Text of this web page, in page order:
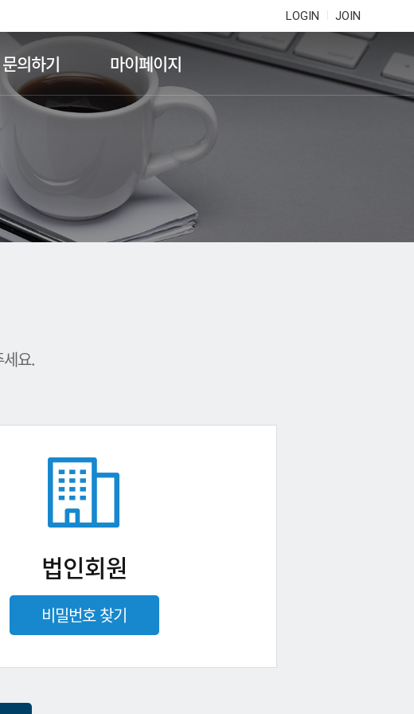
LOGIN JOIN
문의하기 마이페이지
요.
법인회원
비밀번호 찾기